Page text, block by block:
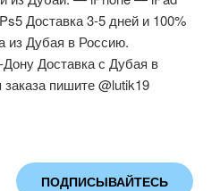
Доставка 3-5 дней и 100%
из Дубая в Россию.
Доставка с Дубая в
пишите @lutik19
ПОДПИСЫВАЙТЕСЬ